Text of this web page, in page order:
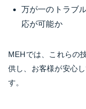
万が一のトラブ
応が可能か
MEHでは、これらの
供し、お客様が安心
す。